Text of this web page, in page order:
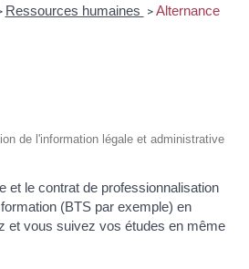
Ressources humaines > Alternance
de l'information légale et administrative
et le contrat de professionnalisation
(BTS par exemple) en
et vous suivez vos études en même